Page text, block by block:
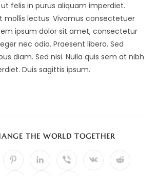
ut felis in purus aliquam imperdiet.
mollis lectus. Vivamus consectetuer
ipsum dolor sit amet, consectetur
nec odio. Praesent libero. Sed
diam. Sed nisi. Nulla quis sem at nibh
Duis sagittis ipsum.
THE WORLD TOGETHER
Opens Opens Opens Opens Opens